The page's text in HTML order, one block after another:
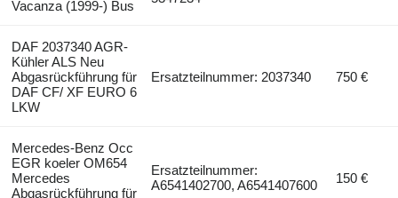
Vacanza (1999-) Bus
DAF 2037340 AGR-
Kühler ALS Neu
Abgasrückführung für
DAF CF/ XF EURO 6
LKW
Ersatzteilnummer: 2037340 750 €
Mercedes-Benz Occ
EGR koeler OM654
Mercedes
Abgasrückführung für
Ersatzteilnummer:
A6541402700, A6541407600
150 €